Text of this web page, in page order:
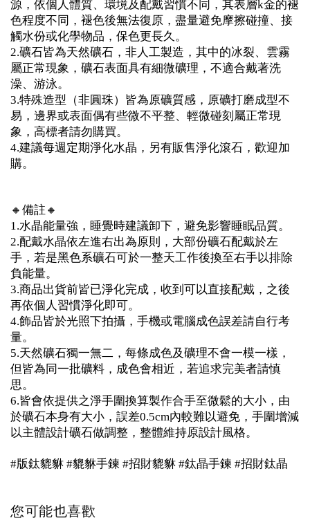
源，依個人體質、環境及配戴習慣不同，其表層k金的褪
色程度不同，褪色後無法復原，盡量避免摩擦碰撞、接
觸水份或化學物品，保色更長久。
2.礦石皆為天然礦石，非人工製造，其中的冰裂、雲霧
屬正常現象，礦石表面具有細微礦理，不適合戴著洗
澡、游泳。
3.特殊造型（非圓珠）皆為原礦質感，原礦打磨成型不
易，邊界或表面偶有些微不平整、輕微碰刻屬正常現
象，高標者請勿購買。
4.建議每週定期淨化水晶，另有販售淨化滾石，歡迎加
購。
🔸備註🔸
1.水晶能量強，睡覺時建議卸下，避免影響睡眠品質。
2.配戴水晶依左進右出為原則，大部份礦石配戴於左
手，若是黑色系礦石可於一整天工作後換至右手以排除
負能量。
3.商品出貨前皆已淨化完成，收到可以直接配戴，之後
再依個人習慣淨化即可。
4.飾品皆於光照下拍攝，手機或電腦成色誤差請自行考
量。
5.天然礦石獨一無二，每條成色及礦理不會一模一樣，
但皆為同一批礦料，成色會相近，若追求完美者請慎
思。
6.皆會依提供之淨手圍換算製作合手至微鬆的大小，由
於礦石本身有大小，誤差0.5cm內較難以避免，手圍增減
以主體設計礦石做調整，整體維持原設計風格。
#版鈦貔貅 #貔貅手鍊 #招財貔貅 #鈦晶手鍊 #招財鈦晶
您可能也喜歡